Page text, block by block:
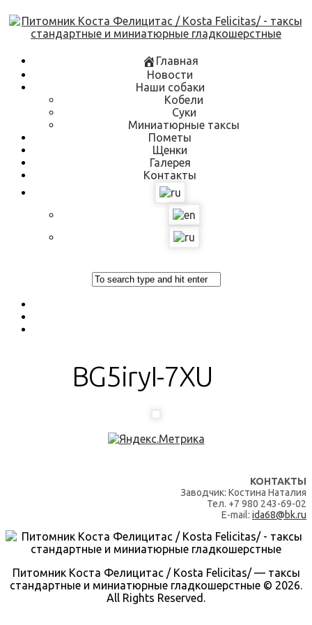
Skip
to
content
Главная
Новости
Наши собаки
Кобели
Суки
Миниатюрные таксы
Пометы
Щенки
Галерея
Контакты
BG5iryI-7XU
КОНТАКТЫ
Заводчик: Костина Наталия
Тел. +7 980 243-69-02
E-mail: ida68@bk.ru
Питомник Коста Фелицитас / Kosta Felicitas/ — таксы
стандартные и миниатюрные гладкошерстные © 2026.
All Rights Reserved.